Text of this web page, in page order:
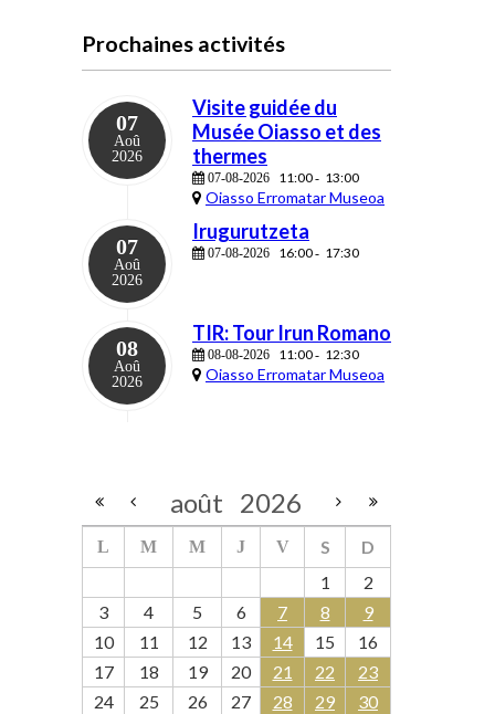
Prochaines activités
07
Aoû
2026
Visite guidée du
Musée Oiasso et des
thermes
07-08-2026 11:00- 13:00
Oiasso Erromatar Museoa
07
Aoû
2026
Irugurutzeta
07-08-2026 16:00- 17:30
08
Aoû
2026
TIR: Tour Irun Romano
08-08-2026 11:00- 12:30
Oiasso Erromatar Museoa
août 2026
L M M J V S
D
1
2
3
4 5 6 7 8
9
10
11 12 13 14 15
16
17
18 19 20 21 22
23
24
25 26 27 28 29
30